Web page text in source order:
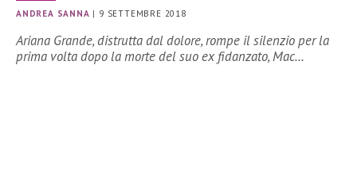
ANDREA SANNA | 9 SETTEMBRE 2018
Ariana Grande, distrutta dal dolore, rompe il silenzio per la
prima volta dopo la morte del suo ex fidanzato, Mac…